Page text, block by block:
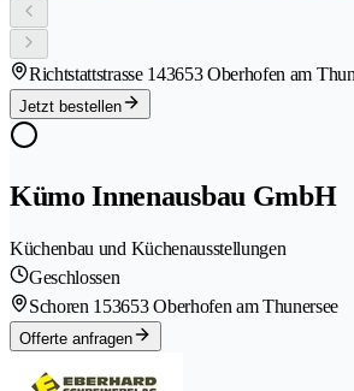
Richtstattstrasse 143653 Oberhofen am
Jetzt bestellen
Kümo Innenausbau GmbH
Küchenbau und Küchenausstellungen
Geschlossen
Schoren 153653 Oberhofen am Thunersee
Offerte anfragen